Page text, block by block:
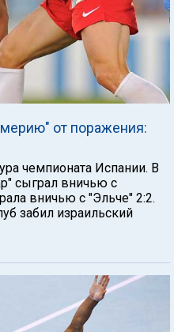
от поражения:
чемпионата Испании. В
сыграл вничью с
вничью с "Эльче" 2:2.
забил израильский